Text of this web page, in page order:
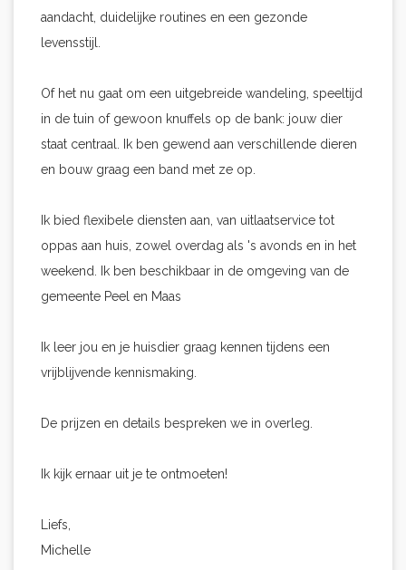
aandacht, duidelijke routines en een gezonde
levensstijl.
Of het nu gaat om een uitgebreide wandeling, speeltijd
in de tuin of gewoon knuffels op de bank: jouw dier
staat centraal. Ik ben gewend aan verschillende dieren
en bouw graag een band met ze op.
Ik bied flexibele diensten aan, van uitlaatservice tot
oppas aan huis, zowel overdag als 's avonds en in het
weekend. Ik ben beschikbaar in de omgeving van de
gemeente Peel en Maas
Ik leer jou en je huisdier graag kennen tijdens een
vrijblijvende kennismaking.
De prijzen en details bespreken we in overleg.
Ik kijk ernaar uit je te ontmoeten!
Liefs,
Michelle